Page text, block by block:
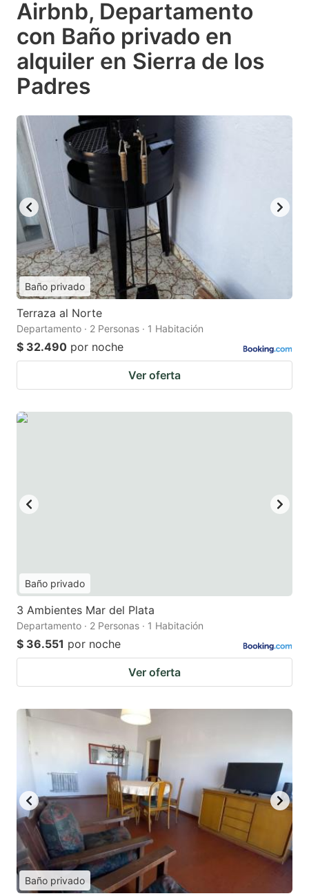
Airbnb, Departamento
con Baño privado en
alquiler en Sierra de los
Padres
Baño privado
Terraza al Norte
Departamento · 2 Personas · 1 Habitación
$ 32.490 por noche
Ver oferta
Baño privado
3 Ambientes Mar del Plata
Departamento · 2 Personas · 1 Habitación
$ 36.551 por noche
Ver oferta
Baño privado